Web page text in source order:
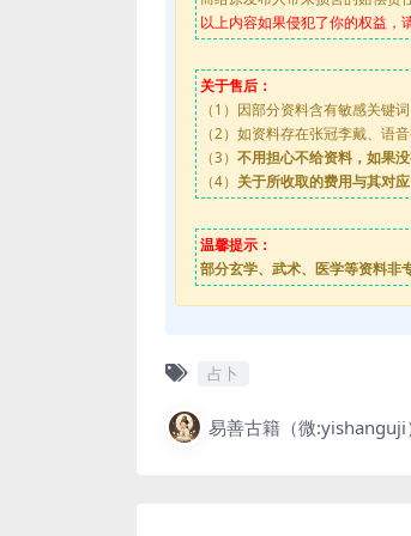
以上内容如果侵犯了你的权益
关于售后：
（1）因部分资料含有敏感关键
（2）如资料存在张冠李戴、语
（3） 不用担心不给资料，如果
（4） 关于所收取的费用与其对
温馨提示：
部分玄学、武术、医学等资料非
占卜
易善古籍（微:yishanguji